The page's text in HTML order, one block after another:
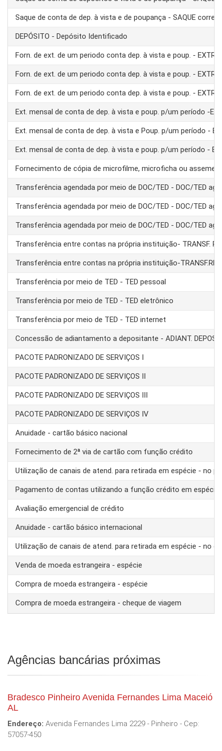
Saque de conta de dep. à vista e de poupança - SAQUE
DEPÓSITO - Depósito Identificado
Forn. de ext. de um periodo conta dep. à vista e poup. -
Forn. de ext. de um periodo conta dep. à vista e poup. -
Forn. de ext. de um periodo conta dep. à vista e poup. -
Ext. mensal de conta de dep. à vista e poup. p/um período -
Ext. mensal de conta de dep. à vista e Poup. p/um período -
Ext. mensal de conta de dep. à vista e poup. p/um período -
Fornecimento de cópia de microfilme, microficha ou
Transferência agendada por meio de DOC/TED - DOC/TED
Transferência agendada por meio de DOC/TED - DOC/TED
Transferência agendada por meio de DOC/TED - DOC/TED
Transferência entre contas na própria instituição- TRANSF.
Transferência entre contas na própria instituição-
Transferência por meio de TED - TED pessoal
Transferência por meio de TED - TED eletrônico
Transferência por meio de TED - TED internet
Concessão de adiantamento a depositante - ADIANT.
PACOTE PADRONIZADO DE SERVIÇOS I
PACOTE PADRONIZADO DE SERVIÇOS II
PACOTE PADRONIZADO DE SERVIÇOS III
PACOTE PADRONIZADO DE SERVIÇOS IV
Anuidade - cartão básico nacional
Fornecimento de 2ª via de cartão com função crédito
Utilização de canais de atend. para retirada em espécie - no
Pagamento de contas utilizando a função crédito em espécie
Avaliação emergencial de crédito
Anuidade - cartão básico internacional
Utilização de canais de atend. para retirada em espécie - no
Venda de moeda estrangeira - espécie
Compra de moeda estrangeira - espécie
Compra de moeda estrangeira - cheque de viagem
Agências bancárias próximas
Bradesco Pinheiro Avenida Fernandes Lima Maceió
AL
Endereço: Avenida Fernandes Lima 2229 - Pinheiro - Cep:
57057-450